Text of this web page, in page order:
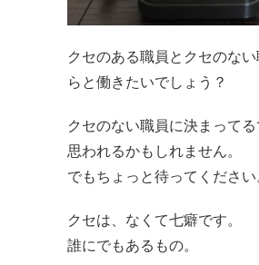
クセのある職員とクセのな
らと働きたいでしょう？
クセのない職員に決まって
思われるかもしれません。
でもちょっと待ってください
クセは、なくて七癖です。
誰にでもあるもの。